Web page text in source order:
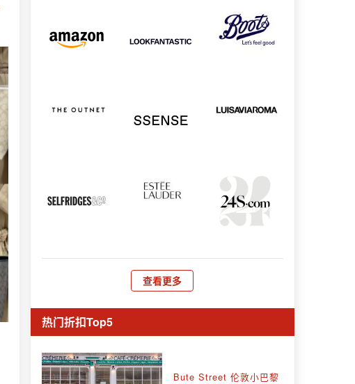
查看更多
热门折扣Top5
Bute Street 伦敦小巴黎